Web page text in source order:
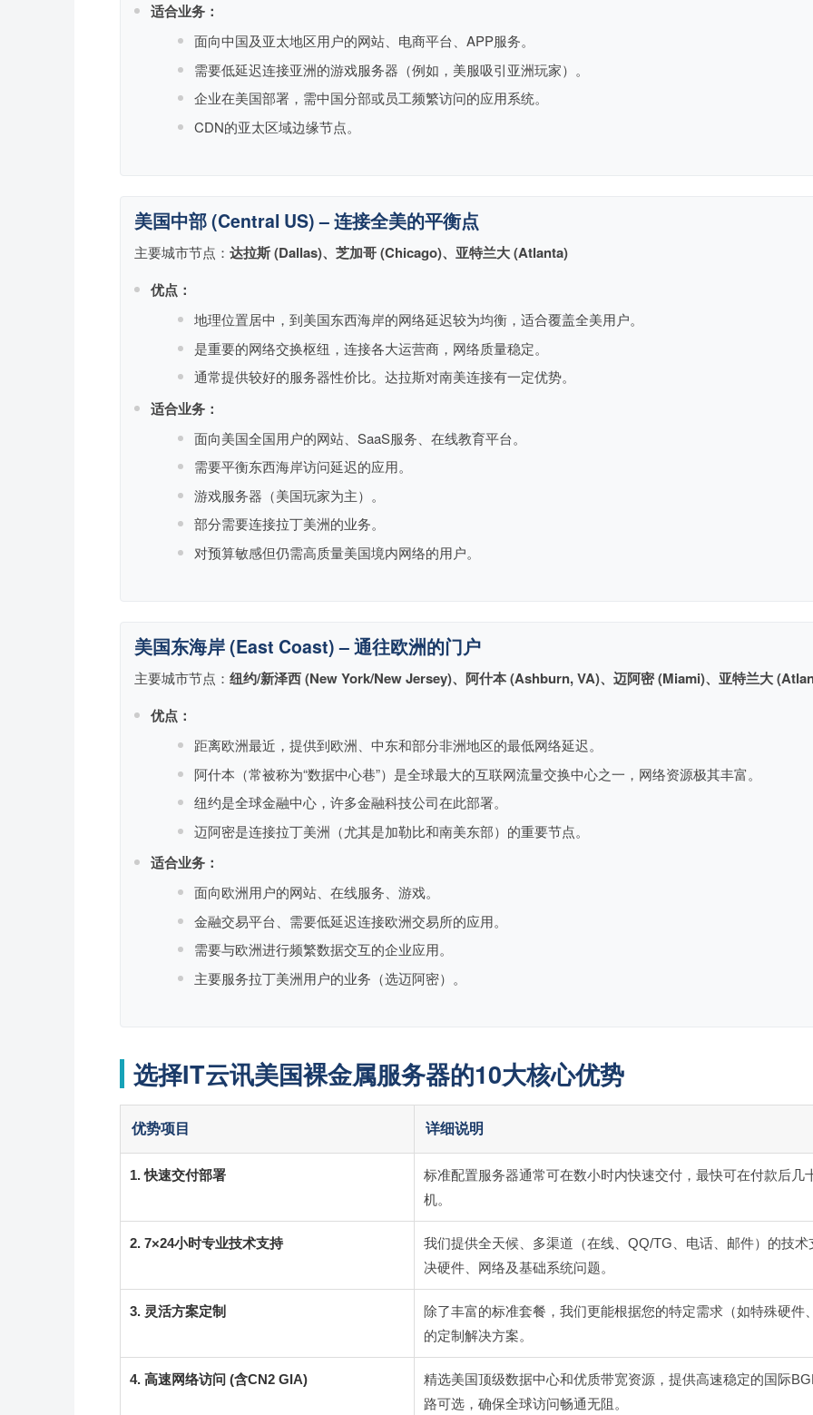
适合业务：
面向中国及亚太地区用户的网站、电商平台、APP服务。
需要低延迟连接亚洲的游戏服务器（例如，美服吸引亚洲玩家）。
企业在美国部署，需中国分部或员工频繁访问的应用系统。
CDN的亚太区域边缘节点。
美国中部 (Central US) – 连接全美的平衡点
主要城市节点： 达拉斯 (Dallas)、芝加哥 (Chicago)、亚特兰大 (Atlanta)
优点：
地理位置居中，到美国东西海岸的网络延迟较为均衡，适合覆盖全美用户。
是重要的网络交换枢纽，连接各大运营商，网络质量稳定。
通常提供较好的服务器性价比。达拉斯对南美连接有一定优势。
适合业务：
面向美国全国用户的网站、SaaS服务、在线教育平台。
需要平衡东西海岸访问延迟的应用。
游戏服务器（美国玩家为主）。
部分需要连接拉丁美洲的业务。
对预算敏感但仍需高质量美国境内网络的用户。
美国东海岸 (East Coast) – 通往欧洲的门户
主要城市节点： 纽约/新泽西 (New York/New Jersey)、阿什本 (Ashburn, VA)、迈阿密 (Miami)、亚特兰大
优点：
距离欧洲最近，提供到欧洲、中东和部分非洲地区的最低网络延迟。
阿什本（常被称为“数据中心巷”）是全球最大的互联网流量交换中心之一，网络资源极其丰富。
纽约是全球金融中心，许多金融科技公司在此部署。
迈阿密是连接拉丁美洲（尤其是加勒比和南美东部）的重要节点。
适合业务：
面向欧洲用户的网站、在线服务、游戏。
金融交易平台、需要低延迟连接欧洲交易所的应用。
需要与欧洲进行频繁数据交互的企业应用。
主要服务拉丁美洲用户的业务（选迈阿密）。
选择IT云讯美国裸金属服务器的10大核心优势
优势项目 详细说明
1. 快速交付部署
标准配置服务器通常可在数小时内快速交付，最快可在付款后
机。
2. 7×24小时专业技术支持
我们提供全天候、多渠道（在线、QQ/TG、电话、邮件）的技
决硬件、网络及基础系统问题。
3. 灵活方案定制
除了丰富的标准套餐，我们更能根据您的特定需求（如特殊硬
的定制解决方案。
4. 高速网络访问 (含CN2 GIA)
精选美国顶级数据中心和优质带宽资源，提供高速稳定的国际
路可选，确保全球访问畅通无阻。